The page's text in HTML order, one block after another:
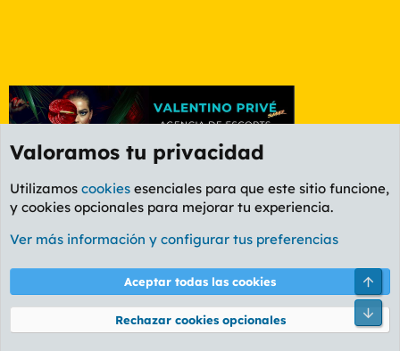
Foro Política
Cookies
PL OLDSTYLE AMARILLO
Términos y reglas Política de privacidad Ayuda
Community platform by XenForo® © 2010-2026 XenForo Ltd.
Valoramos tu privacidad
Utilizamos cookies esenciales para que este sitio funcione,
y cookies opcionales para mejorar tu experiencia.
Ver más información y configurar tus preferencias
Aceptar todas las cookies
Rechazar cookies opcionales
Pie